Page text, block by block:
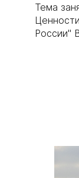
Тема
России"